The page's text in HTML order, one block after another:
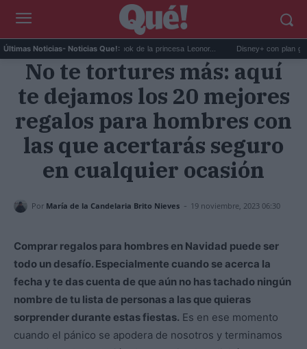
Últimas Noticias- Noticias Que!:
El impactante cambio de look de la princesa Leonor... Disney+ con plan
No te tortures más: aquí
te dejamos los 20 mejores
regalos para hombres con
las que acertarás seguro
en cualquier ocasión
Por María de la Candelaria Brito Nieves - 19 noviembre, 2023 06:30
Comprar regalos para hombres en Navidad puede ser
todo un desafío. Especialmente cuando se acerca la
fecha y te das cuenta de que aún no has tachado ningún
nombre de tu lista de personas a las que quieras
sorprender durante estas fiestas. Es en ese momento
cuando el pánico se apodera de nosotros y terminamos